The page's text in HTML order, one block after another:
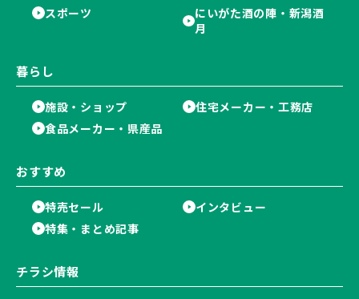
スポーツ
にいがた酒の陣・新潟酒
月
暮らし
施設・ショップ
住宅メーカー・工務店
食品メーカー・県産品
おすすめ
特売セール
インタビュー
特集・まとめ記事
チラシ情報